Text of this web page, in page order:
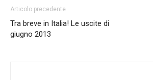
Articolo precedente
Tra breve in Italia! Le uscite di
giugno 2013